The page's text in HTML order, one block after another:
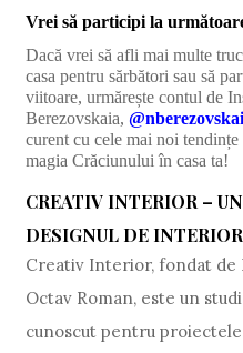
Vrei să participi la
Dacă vrei să afli mai multe
casa pentru sărbători sau să
viitoare, urmărește contul de
Berezovskaia,
curent cu cele mai noi
magia Crăciunului în casa ta!
CREATIV INTERIOR –
DESIGNUL DE INTERIOR
Creativ Interior, fondat de
Octav Roman, este un
cunoscut pentru